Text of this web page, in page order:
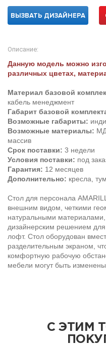
ВЫЗВАТЬ ДИЗАЙНЕРА
Описание:
Данную модель можно
различных цветах,
Материал базовой
кабель менеджмент
Габарит базовой
Возможные габариты:
Возможные материалы:
массив
Срок поставки: 3 недели
Условия поставки: под
Гарантия: 12 месяцев
Дополнительно: кресла,
Стол для персонала
внешним видом, четкими
натуральными
дизайнерским решением
лофт. Стол оборудован
разделительным экраном,
комфортную рабочую
мебели могут быть
С ЭТИМ